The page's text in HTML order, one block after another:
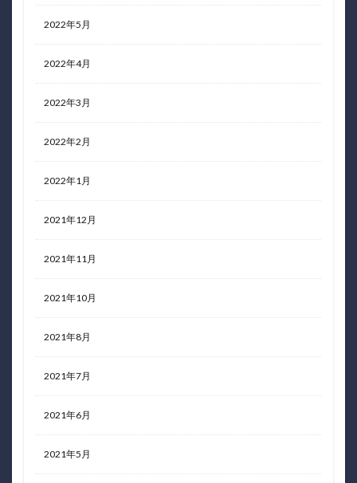
2022年5月
2022年4月
2022年3月
2022年2月
2022年1月
2021年12月
2021年11月
2021年10月
2021年8月
2021年7月
2021年6月
2021年5月